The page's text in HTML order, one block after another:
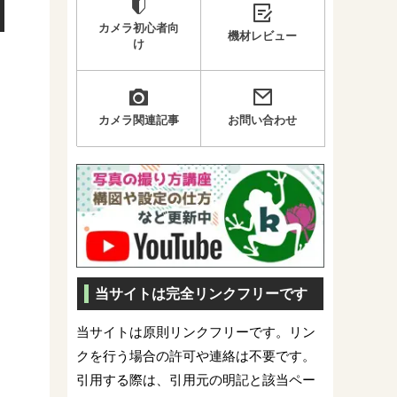
カメラ初心者向
け
機材レビュー
カメラ関連記事 お問い合わせ
当サイトは完全リンクフリーです
当サイトは原則リンクフリーです。リン
クを行う場合の許可や連絡は不要です。
引用する際は、引用元の明記と該当ペー